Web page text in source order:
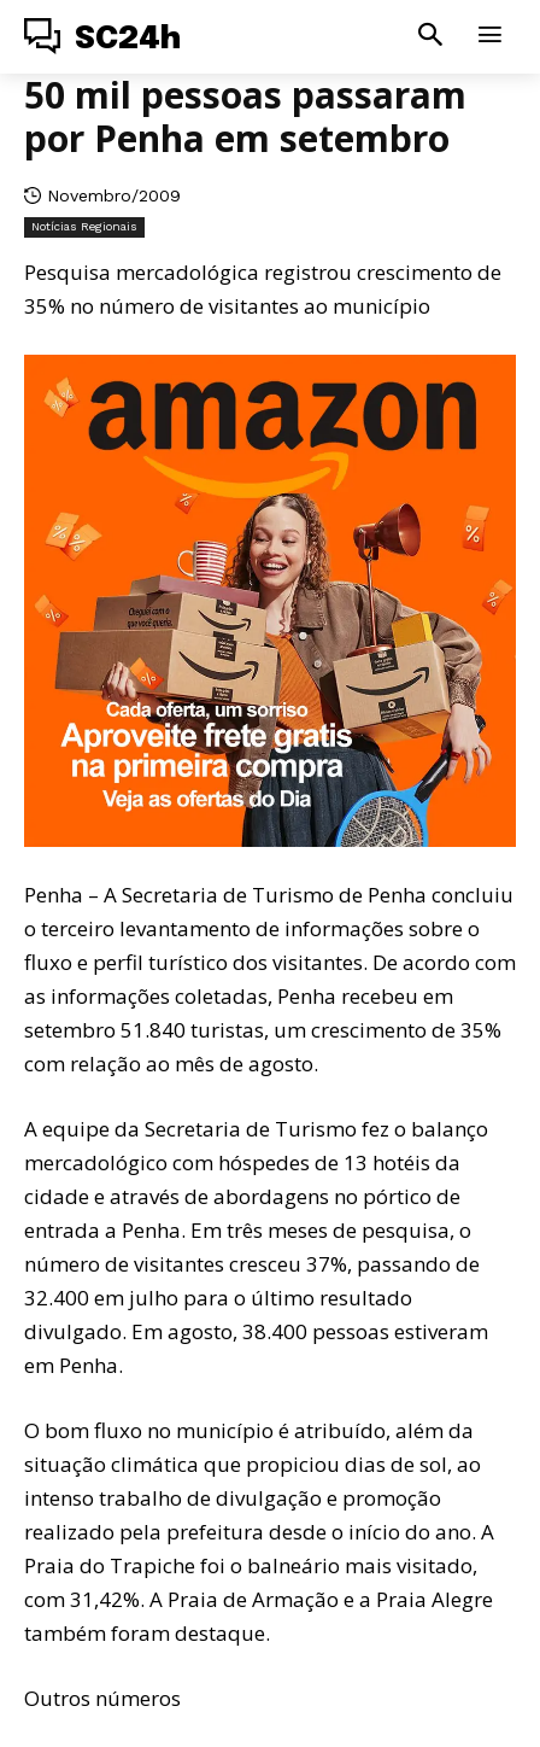
SC24h
50 mil pessoas passaram
por Penha em setembro
Novembro/2009
Notícias Regionais
Pesquisa mercadológica registrou crescimento de
35% no número de visitantes ao município
Penha – A Secretaria de Turismo de Penha concluiu
o terceiro levantamento de informações sobre o
fluxo e perfil turístico dos visitantes. De acordo com
as informações coletadas, Penha recebeu em
setembro 51.840 turistas, um crescimento de 35%
com relação ao mês de agosto.
A equipe da Secretaria de Turismo fez o balanço
mercadológico com hóspedes de 13 hotéis da
cidade e através de abordagens no pórtico de
entrada a Penha. Em três meses de pesquisa, o
número de visitantes cresceu 37%, passando de
32.400 em julho para o último resultado
divulgado. Em agosto, 38.400 pessoas estiveram
em Penha.
O bom fluxo no município é atribuído, além da
situação climática que propiciou dias de sol, ao
intenso trabalho de divulgação e promoção
realizado pela prefeitura desde o início do ano. A
Praia do Trapiche foi o balneário mais visitado,
com 31,42%. A Praia de Armação e a Praia Alegre
também foram destaque.
Outros números